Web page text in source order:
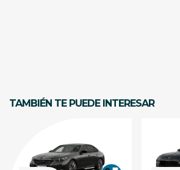
TAMBIÉN TE PUEDE INTERESAR